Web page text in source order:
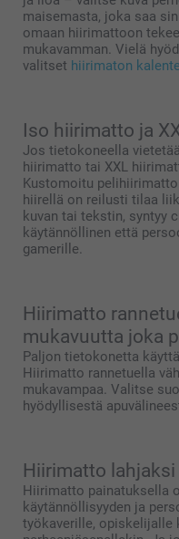
maisemasta, joka saa
omaan hiirimattoon
mukavamman. Vielä
valitset hiirimaton
Iso hiirimatto ja
Jos tietokoneella
hiirimatto tai XXL
Kustomoitu
hiirellä on reilusti tilaa
kuvan tai tekstin, syntyy
käytännöllinen että
gamerille.
Hiirimatto
mukavuutta joka
Paljon tietokonetta
Hiirimatto rannetuella
mukavampaa. Valitse
hyödyllisestä
Hiirimatto
Hiirimatto painatuksella
käytännöllisyyden ja
työkaverille, opiskelijalle